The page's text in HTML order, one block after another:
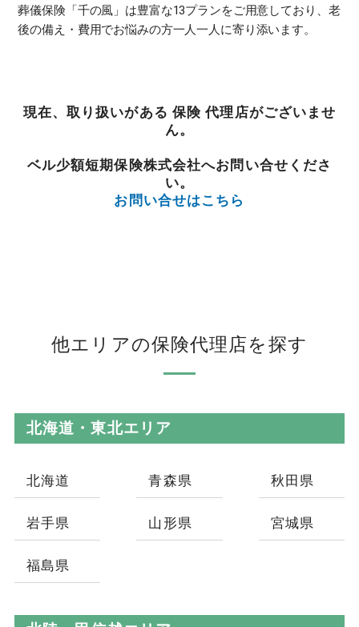
葬儀保険「千の風」は豊富な13プランをご用意しており、老
後の備え・費用でお悩みの方一人一人に寄り添います。
現在、取り扱いがある 保険 代理店がございませ
ん。
ベル少額短期保険株式会社へお問い合せくださ
い。
お問い合せはこちら
他エリアの保険代理店を探す
北海道・東北エリア
北海道 青森県 秋田県
岩手県 山形県 宮城県
福島県